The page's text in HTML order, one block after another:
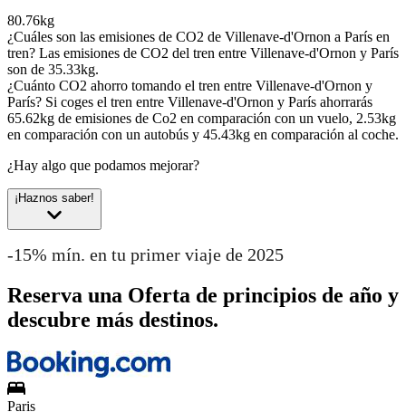
80.76kg
¿Cuáles son las emisiones de CO2 de Villenave-d'Ornon a París en
tren? Las emisiones de CO2 del tren entre Villenave-d'Ornon y París
son de 35.33kg.
¿Cuánto CO2 ahorro tomando el tren entre Villenave-d'Ornon y
París? Si coges el tren entre Villenave-d'Ornon y París ahorrarás
65.62kg de emisiones de Co2 en comparación con un vuelo, 2.53kg
en comparación con un autobús y 45.43kg en comparación al coche.
¿Hay algo que podamos mejorar?
¡Haznos saber!
-15% mín. en tu primer viaje de 2025
Reserva una Oferta de principios de año y
descubre más destinos.
Paris